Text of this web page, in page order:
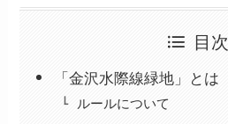
目次
「金沢水際線緑地」とは
ルールについて